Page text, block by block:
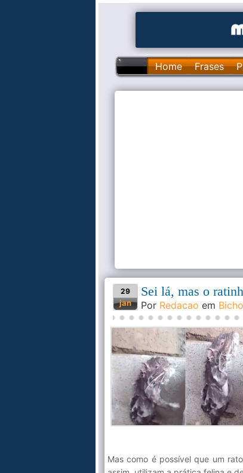
Home Frases
29
jan
Sei lá, mas o
Por Redacao em
Mas como é possível que um